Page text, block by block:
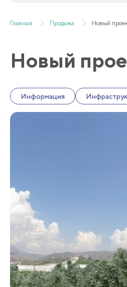
Главная Продажа Новый
Новый
Информация